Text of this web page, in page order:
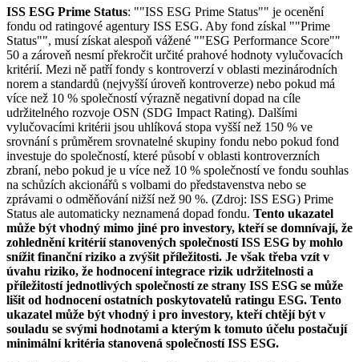
ISS ESG Prime Status: ""ISS ESG Prime Status"" je ocenění
fondu od ratingové agentury ISS ESG. Aby fond získal ""Prime
Status"", musí získat alespoň vážené ""ESG Performance Score""
50 a zároveň nesmí překročit určité prahové hodnoty vylučovacích
kritérií. Mezi ně patří fondy s kontroverzí v oblasti mezinárodních
norem a standardů (nejvyšší úroveň kontroverze) nebo pokud má
více než 10 % společností výrazně negativní dopad na cíle
udržitelného rozvoje OSN (SDG Impact Rating). Dalšími
vylučovacími kritérii jsou uhlíková stopa vyšší než 150 % ve
srovnání s průměrem srovnatelné skupiny fondu nebo pokud fond
investuje do společností, které působí v oblasti kontroverzních
zbraní, nebo pokud je u více než 10 % společností ve fondu souhlas
na schůzích akcionářů s volbami do představenstva nebo se
zprávami o odměňování nižší než 90 %. (Zdroj: ISS ESG) Prime
Status ale automaticky neznamená dopad fondu. Tento ukazatel
může být vhodný mimo jiné pro investory, kteří se domnívají, že
zohlednění kritérií stanovených společností ISS ESG by mohlo
snížit finanční riziko a zvýšit příležitosti. Je však třeba vzít v
úvahu riziko, že hodnocení integrace rizik udržitelnosti a
příležitostí jednotlivých společností ze strany ISS ESG se může
lišit od hodnocení ostatních poskytovatelů ratingu ESG. Tento
ukazatel může být vhodný i pro investory, kteří chtějí být v
souladu se svými hodnotami a kterým k tomuto účelu postačují
minimální kritéria stanovená společností ISS ESG.